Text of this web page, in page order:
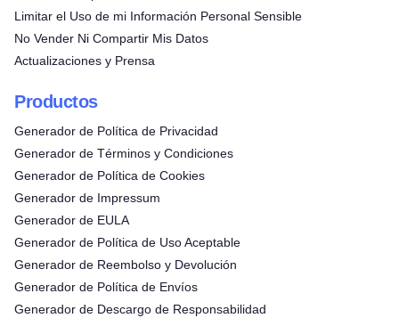
Limitar el Uso de mi Información Personal Sensible
No Vender Ni Compartir Mis Datos
Actualizaciones y Prensa
Productos
Generador de Política de Privacidad
Generador de Términos y Condiciones
Generador de Política de Cookies
Generador de Impressum
Generador de EULA
Generador de Política de Uso Aceptable
Generador de Reembolso y Devolución
Generador de Política de Envíos
Generador de Descargo de Responsabilidad